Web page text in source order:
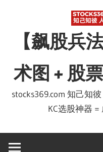
【飙股兵
术图 + 股
stocks369.com 知己知
KC选股神器